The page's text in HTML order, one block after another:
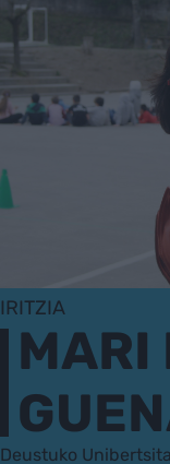
IRITZIA
MARI
Deustuko